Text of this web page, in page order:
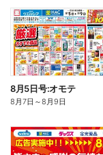
8月5日号:オモテ
8月7日 ～8月9日